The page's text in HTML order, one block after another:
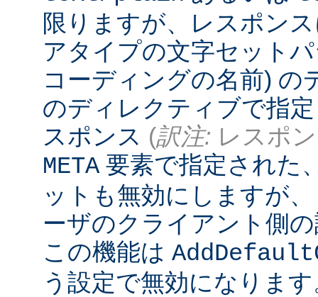
限りますが、レスポン
アタイプの文字セット
コーディングの名前) の
のディレクティブで指
スポンス (訳注: レスポ
META 要素で指定された
ットも無効にしますが
ーザのクライアント側
この機能は
う設定で無効になりま